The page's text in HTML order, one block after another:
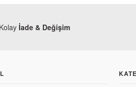
Kolay İade & Değişim